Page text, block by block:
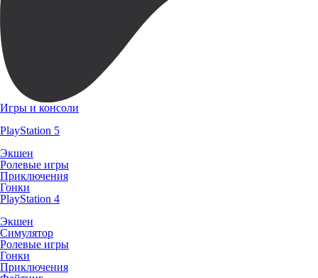
Игры и консоли
PlayStation 5
Экшен
Ролевые игры
Приключения
Гонки
PlayStation 4
Экшен
Симулятор
Ролевые игры
Гонки
Приключения